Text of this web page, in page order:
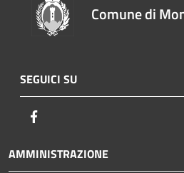
Comune di
SEGUICI SU
AMMINISTRAZIONE